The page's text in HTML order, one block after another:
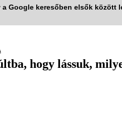
Google keresőben elsők között
hogy lássuk,